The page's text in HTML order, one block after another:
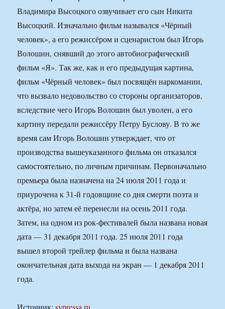
Владимира Высоцкого озвучивает его сын Никита
Высоцкий. Изначально фильм назывался «Чёрный
человек», а его режиссёром и сценаристом был Игорь
Волошин, снявший до этого автобиографический
фильм «Я». Так же, как и его предыдущая картина,
фильм «Чёрный человек» был посвящён наркомании,
что вызвало недовольство со стороны организаторов,
вследствие чего Игорь Волошин был уволен, а его
картину передали режиссёру Петру Буслову. В то же
время сам Игорь Волошин утверждает, что от
производства вышеуказанного фильма он отказался
самостоятельно, по личным причинам. Первоначально
премьера была назначена на 24 июля 2011 года и
приурочена к 31-й годовщине со дня смерти поэта и
актёра, но затем её перенесли на осень 2011 года.
Затем, на одном из рок-фестивалей была названа новая
дата — 31 декабря 2011 года. 25 июля 2011 года
вышел второй трейлер фильма и была названа
окончательная дата выхода на экран — 1 декабря 2011
года.